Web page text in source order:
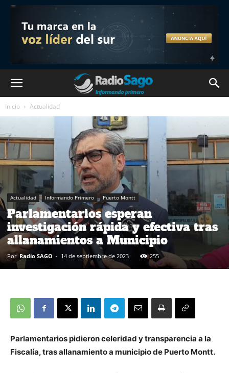
Inicio Actualidad
Actualidad Informando Primero Puerto Montt
Parlamentarios esperan
investigación rápida y efectiva tras
allanamientos a Municipio
Por Radio SAGO - 14 de septiembre de 2023 255
Parlamentarios pidieron celeridad y transparencia a la
Fiscalía, tras allanamiento a municipio de Puerto Montt.